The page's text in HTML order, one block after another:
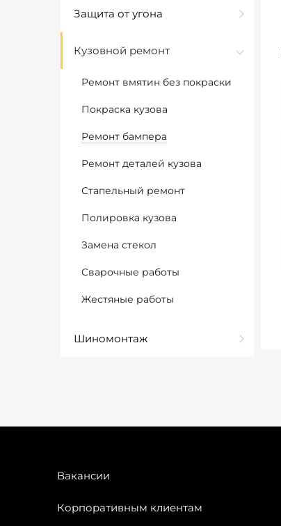
Защита от угона
Кузовной ремонт
Ремонт вмятин без покраски
Покраска кузова
Ремонт бампера
Ремонт деталей кузова
Стапельный ремонт
Полировка кузова
Замена стекол
Сварочные работы
Жестяные работы
Шиномонтаж
Вакансии
Корпоративным клиентам